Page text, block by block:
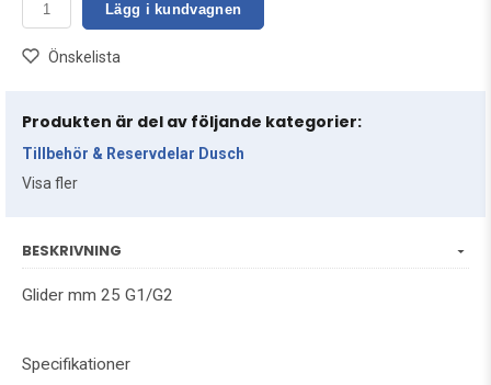
Lägg i kundvagnen
Önskelista
Produkten är del av följande kategorier:
Tillbehör & Reservdelar Dusch
Visa fler
BESKRIVNING
Glider mm 25 G1/G2
Specifikationer